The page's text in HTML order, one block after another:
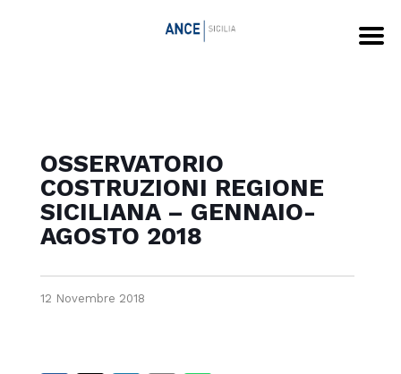
OSSERVATORIO
COSTRUZIONI REGIONE
SICILIANA – GENNAIO-
AGOSTO 2018
12 Novembre 2018